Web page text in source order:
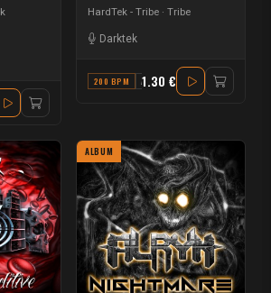
HardTek - Tribe Tribe
Darktek
200 BPM A#1.30 €
ALBUM